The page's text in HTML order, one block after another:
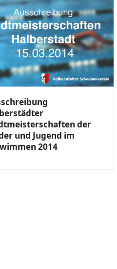
der
und Jugend im
2014